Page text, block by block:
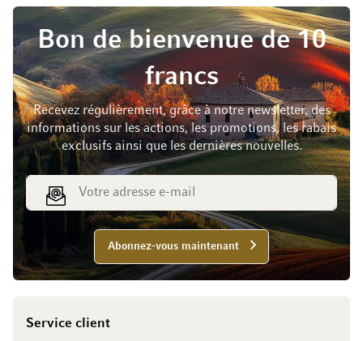
Bon de bienvenue de 10
francs
Recevez régulièrement, grâce à notre newsletter, des
informations sur les actions, les promotions, les rabais
exclusifs ainsi que les dernières nouvelles.
Adresse e-mail
Abonnez-vous maintenant
Service client